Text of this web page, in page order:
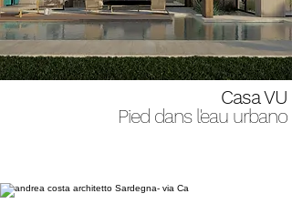
Casa VU
Pied dans l'eau urbano